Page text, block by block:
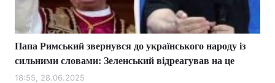
Здоров'я Туризм
Цікавинки Погода
Екологія Регіони
Папа Римський звернувся до українського народу із
сильними словами: Зеленський відреагував на це
18:55, 28.06.2025